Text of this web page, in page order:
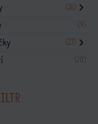
(31) ❯
(9)
(23) ❯
(20)